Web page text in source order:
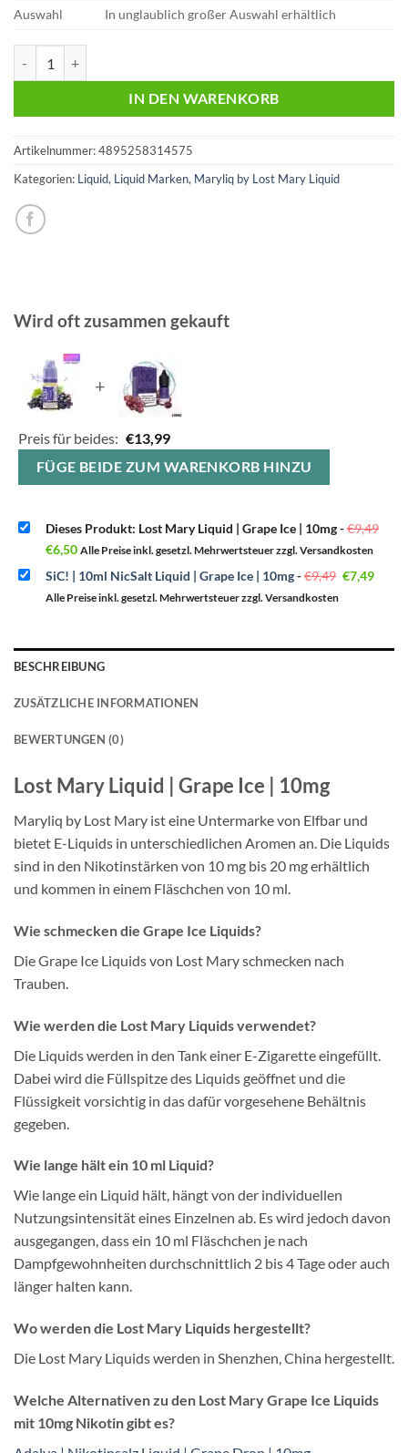
Auswahl
In unglaublich großer Auswahl erhältlich
IN DEN WARENKORB
Artikelnummer:4895258314575
Kategorien: Liquid, Liquid Marken, Maryliq by Lost Mary Liquid
Wird oft zusammen gekauft
+
Preis für beides: €13,99
FÜGE BEIDE ZUM WARENKORB HINZU
Dieses Produkt: Lost Mary Liquid | Grape Ice | 10mg-€9,49
€6,50Aktueller
Preis
ist:
€6,50.
Alle Preise inkl. gesetzl. Mehrwertsteuer zzgl. Versandkosten
SiC! | 10ml NicSalt Liquid | Grape Ice | 10mg-€9,49 Preis
€7,49
Alle Preise inkl. gesetzl. Mehrwertsteuer zzgl. Versandkosten
BESCHREIBUNG
ZUSÄTZLICHE INFORMATIONEN
BEWERTUNGEN (0)
Lost Mary Liquid | Grape Ice | 10mg
Maryliq by Lost Mary ist eine Untermarke von Elfbar und
bietet E-Liquids in unterschiedlichen Aromen an. Die Liquids
sind in den Nikotinstärken von 10 mg bis 20 mg erhältlich
und kommen in einem Fläschchen von 10 ml.
Wie schmecken die Grape Ice Liquids?
Die Grape Ice Liquids von Lost Mary schmecken nach
Trauben.
Wie werden die Lost Mary Liquids verwendet?
Die Liquids werden in den Tank einer E-Zigarette eingefüllt.
Dabei wird die Füllspitze des Liquids geöffnet und die
Flüssigkeit vorsichtig in das dafür vorgesehene Behältnis
gegeben.
Wie lange hält ein 10 ml Liquid?
Wie lange ein Liquid hält, hängt von der individuellen
Nutzungsintensität eines Einzelnen ab. Es wird jedoch davon
ausgegangen, dass ein 10 ml Fläschchen je nach
Dampfgewohnheiten durchschnittlich 2 bis 4 Tage oder auch
länger halten kann.
Wo werden die Lost Mary Liquids hergestellt?
Die Lost Mary Liquids werden in Shenzhen, China hergestellt.
Welche Alternativen zu den Lost Mary Grape Ice Liquids
mit 10mg Nikotin gibt es?